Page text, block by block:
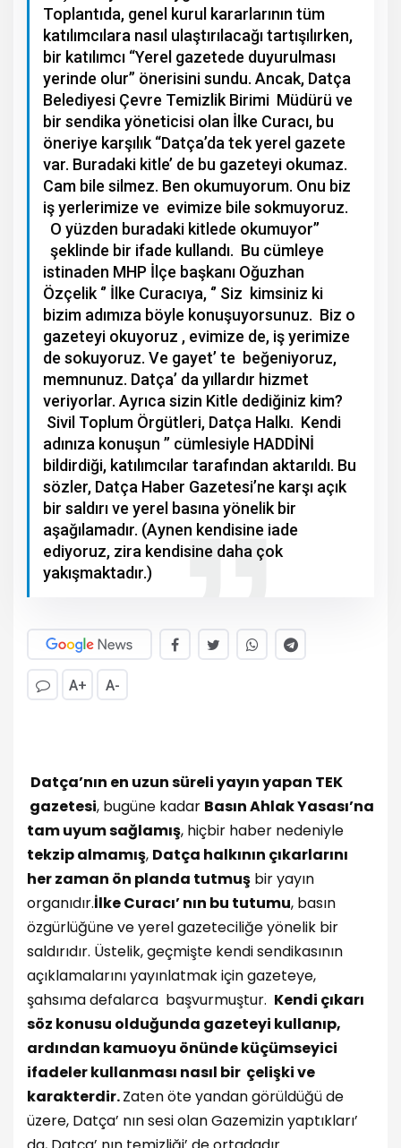
Toplantıda, genel kurul kararlarının tüm
katılımcılara nasıl ulaştırılacağı tartışılırken,
bir katılımcı “Yerel gazetede duyurulması
yerinde olur” önerisini sundu. Ancak, Datça
Belediyesi Çevre Temizlik Birimi Müdürü ve
bir sendika yöneticisi olan İlke Curacı, bu
öneriye karşılık “Datça’da tek yerel gazete
var. Buradaki kitle’ de bu gazeteyi okumaz.
Cam bile silmez. Ben okumuyorum. Onu biz
iş yerlerimize ve evimize bile sokmuyoruz.
O yüzden buradaki kitlede okumuyor’’
şeklinde bir ifade kullandı. Bu cümleye
istinaden MHP İlçe başkanı Oğuzhan
Özçelik ‘’ İlke Curacıya, ‘’ Siz kimsiniz ki
bizim adımıza böyle konuşuyorsunuz. Biz o
gazeteyi okuyoruz , evimize de, iş yerimize
de sokuyoruz. Ve gayet’ te beğeniyoruz,
memnunuz. Datça’ da yıllardır hizmet
veriyorlar. Ayrıca sizin Kitle dediğiniz kim?
Sivil Toplum Örgütleri, Datça Halkı. Kendi
adınıza konuşun ’’ cümlesiyle HADDİNİ
bildirdiği, katılımcılar tarafından aktarıldı. Bu
sözler, Datça Haber Gazetesi’ne karşı açık
bir saldırı ve yerel basına yönelik bir
aşağılamadır. (Aynen kendisine iade
ediyoruz, zira kendisine daha çok
yakışmaktadır.)
A+ A-
Datça’nın en uzun süreli yayın yapan TEK
gazetesi, bugüne kadar Basın Ahlak Yasası’na
tam uyum sağlamış, hiçbir haber nedeniyle
tekzip almamış, Datça halkının çıkarlarını
her zaman ön planda tutmuş bir yayın
organıdır.İlke Curacı’ nın bu tutumu, basın
özgürlüğüne ve yerel gazeteciliğe yönelik bir
saldırıdır. Üstelik, geçmişte kendi sendikasının
açıklamalarını yayınlatmak için gazeteye,
şahsıma defalarca başvurmuştur. Kendi çıkarı
söz konusu olduğunda gazeteyi kullanıp,
ardından kamuoyu önünde küçümseyici
ifadeler kullanması nasıl bir çelişki ve
karakterdir.Zaten öte yandan görüldüğü de
üzere, Datça’ nın sesi olan Gazemizin yaptıkları’